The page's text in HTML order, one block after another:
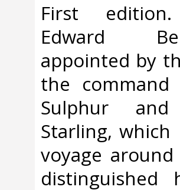
‎First
Edward
appointed by
the
Sulphur
Starling,
voyage
distinguished